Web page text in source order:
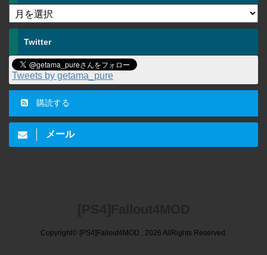
Twitter
Tweets by getama_pure
購読する
メール
Copyright© [PS4]Fallout4MOD , 2026 AllRights Reserved.